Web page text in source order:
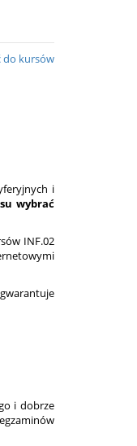
do kursów
i
wybrać
INF.02
i dobrze